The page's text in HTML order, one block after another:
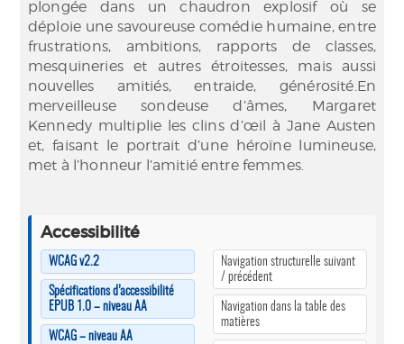
plongée dans un chaudron explosif où se
déploie une savoureuse comédie humaine, entre
frustrations, ambitions, rapports de classes,
mesquineries et autres étroitesses, mais aussi
nouvelles amitiés, entraide, générosité.En
merveilleuse sondeuse d’âmes, Margaret
Kennedy multiplie les clins d’œil à Jane Austen
et, faisant le portrait d’une héroïne lumineuse,
met à l’honneur l’amitié entre femmes.
Accessibilité
WCAG v2.2
Spécifications d’accessibilité
EPUB 1.0 – niveau AA
WCAG – niveau AA
Navigation structurelle suivant
/ précédent
Navigation dans la table des
matières